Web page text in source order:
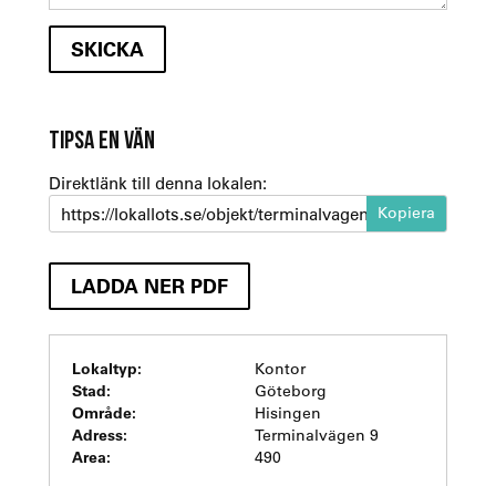
TIPSA EN VÄN
Direktlänk till denna lokalen:
https://lokallots.se/objekt/terminalvagen-9-byggnad-ark-s
LADDA NER PDF
Lokaltyp: Kontor
Stad: Göteborg
Område: Hisingen
Adress: Terminalvägen 9
Area: 490